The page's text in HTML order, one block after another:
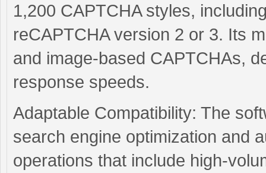
1,200 CAPTCHA styles,
reCAPTCHA version 2 or 3. Its
and image-based CAPTCHAs,
response speeds.
Adaptable Compatibility: The
search engine optimization and
operations that include high-